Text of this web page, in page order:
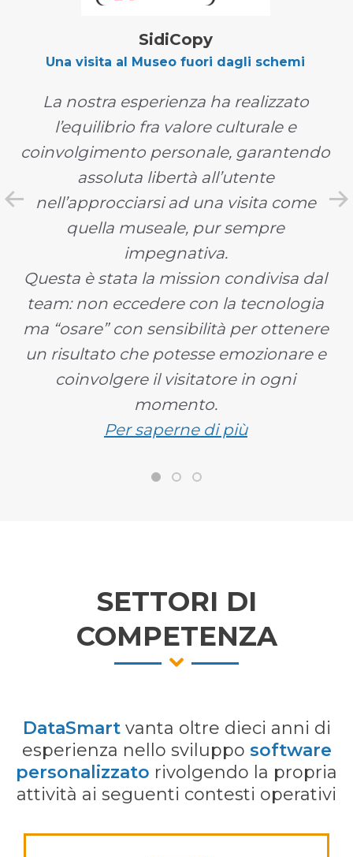
SidiCopy
Una visita al Museo fuori dagli schemi
La nostra esperienza ha realizzato
l’equilibrio fra valore culturale e
coinvolgimento personale, garantendo
assoluta libertà all’utente
nell’approcciarsi ad una visita come
quella museale, pur sempre
impegnativa.
Questa è stata la mission condivisa dal
team: non eccedere con la tecnologia
ma “osare” con sensibilità per ottenere
un risultato che potesse emozionare e
coinvolgere il visitatore in ogni
momento.
Per saperne di più
SETTORI DI
COMPETENZA
DataSmart vanta oltre dieci anni di
esperienza nello sviluppo software
personalizzato rivolgendo la propria
attività ai seguenti contesti operativi